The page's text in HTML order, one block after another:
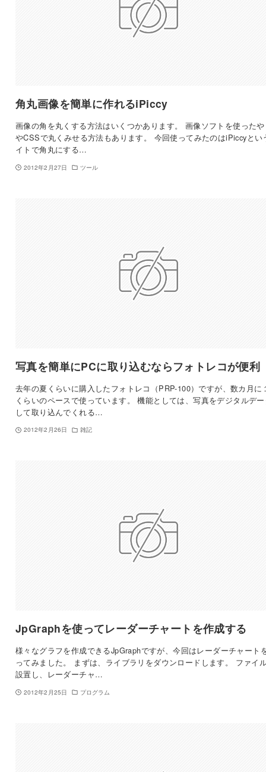
角丸画像を簡単に作れるiPiccy
画像の角を丸くする方法はいくつかあります。 画像ソフトを使った
やCSSで丸くみせる方法もあります。 今回使ってみたのはiPiccyとい
イトで角丸にする…
2012年2月27日 ツール
写真を簡単にPCに取り込むならフォトレコが便利
去年の夏くらいに購入したフォトレコ（PRP-100）ですが、数カ月に
くらいのペースで使っています。 機能としては、写真をデジタルデ
して取り込んでくれる…
2012年2月26日 雑記
JpGraphを使ってレーダーチャートを作成する
様々なグラフを作成できるJpGraphですが、今回はレーダーチャート
ってみました。 まずは、ライブラリをダウンロードします。 ファイ
設置し、レーダーチャ…
2012年2月25日 プログラム